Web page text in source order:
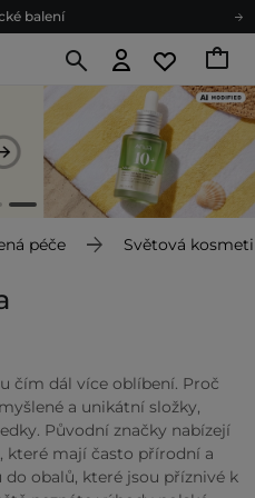
balení
Program
karty
balení
péče Světová
čím dál více oblíbení. Proč
a unikátní složky,
Původní značky nabízejí
, které mají často přírodní a
do obalů, které jsou příznivé k